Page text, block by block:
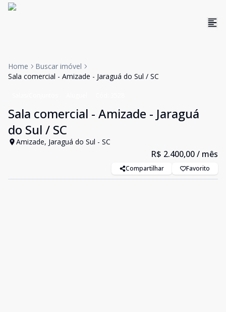
Home
Buscar imóvel
Sala comercial - Amizade - Jaraguá do Sul / SC
Sala comercial - Amizade - Jaraguá
do Sul / SC
Amizade, Jaraguá do Sul - SC
R$ 2.400,00/ mês
Compartilhar Favorito